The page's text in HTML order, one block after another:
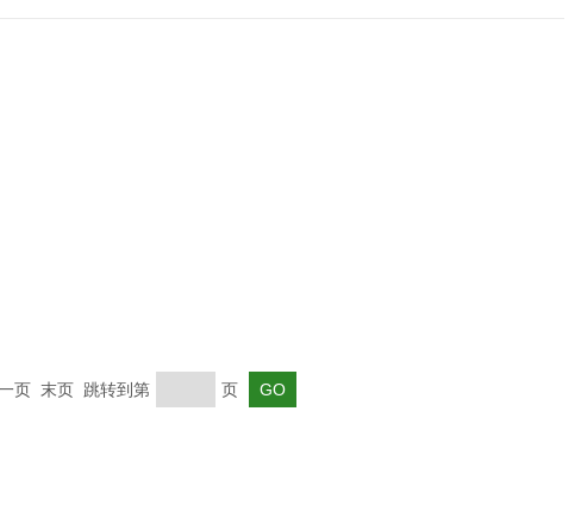
页 末页 跳转到第 页